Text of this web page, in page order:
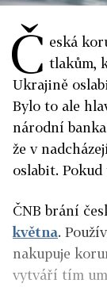
Č eská
tlakům,
Ukrajině
Bylo to ale
národní
že v
oslabit.
ČNB brání
května.
nakupuje
vytváří tím